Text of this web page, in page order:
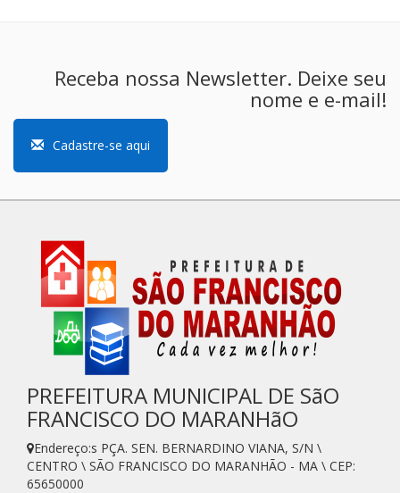
Receba nossa Newsletter. Deixe seu
nome e e-mail!
Cadastre-se aqui
PREFEITURA MUNICIPAL DE SãO
FRANCISCO DO MARANHãO
Endereço:s PÇA. SEN. BERNARDINO VIANA, S/N \
CENTRO \ SÃO FRANCISCO DO MARANHÃO - MA \ CEP:
65650000